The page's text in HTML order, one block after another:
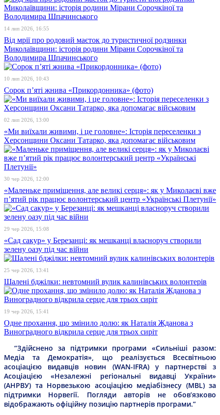
14 лип 2026, 16:55
Від мрії про родовий маєток до туристичної родзинки
Миколаївщини: історія родини Мірани Сорочкіної та
Володимира Шпачинського
10 лип 2026, 10:43
Сорок п’яті жнива «Прикордонника» (фото)
02 лип 2026, 13:00
«Ми виїхали живими, і це головне»: Історія переселенки з
Херсонщини Оксани Татарко, яка допомагає військовим
30 чер 2026, 12:00
«Маленьке приміщення, але великі серця»: як у Миколаєві вже
п’ятий рік працює волонтерський центр «Українські Плетунії»
29 чер 2026, 15:08
«Сад сакур» у Березанці: як мешканці власноруч створили
зелену оазу під час війни
25 чер 2026, 13:41
Шалені бджілки: невтомний вулик калинівських волонтерів
19 чер 2026, 15:41
Одне прохання, що змінило долю: як Наталія Жданова з
Виноградного відкрила серце для трьох сиріт
“Здійснено за підтримки програми «Сильніші разом:
Медіа та Демократія», що реалізується Всесвітньою
асоціацією видавців новин (WAN-IFRA) у партнерстві з
Асоціацією «Незалежні регіональні видавці України»
(АНРВУ) та Норвезькою асоціацією медіабізнесу (MBL) за
підтримки Норвегії. Погляди авторів не обов’язково
відображають офіційну позицію партнерів програми.”